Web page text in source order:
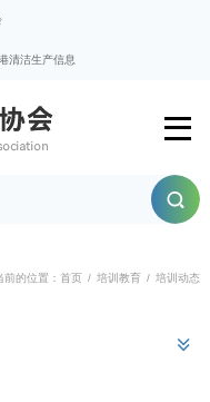
清洁生产信息
前的位置：首页 / 培训教育 / 培训动态